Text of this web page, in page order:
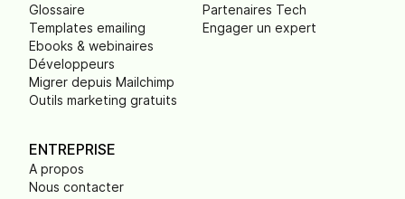
Glossaire
Templates emailing
Ebooks & webinaires
Développeurs
Migrer depuis Mailchimp
Outils marketing gratuits
Partenaires Tech
Engager un expert
ENTREPRISE
A propos
Nous contacter